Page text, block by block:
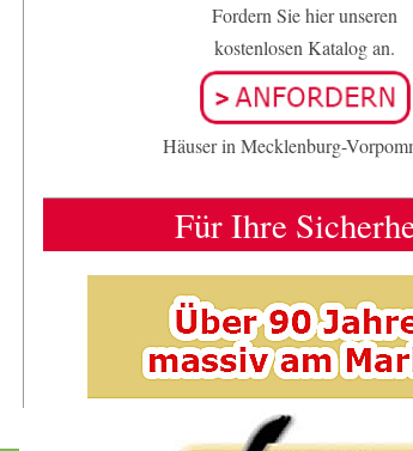
Fordern Sie hier unseren
kostenlosen Katalog an.
Häuser in Mecklenburg-
Für Ihre